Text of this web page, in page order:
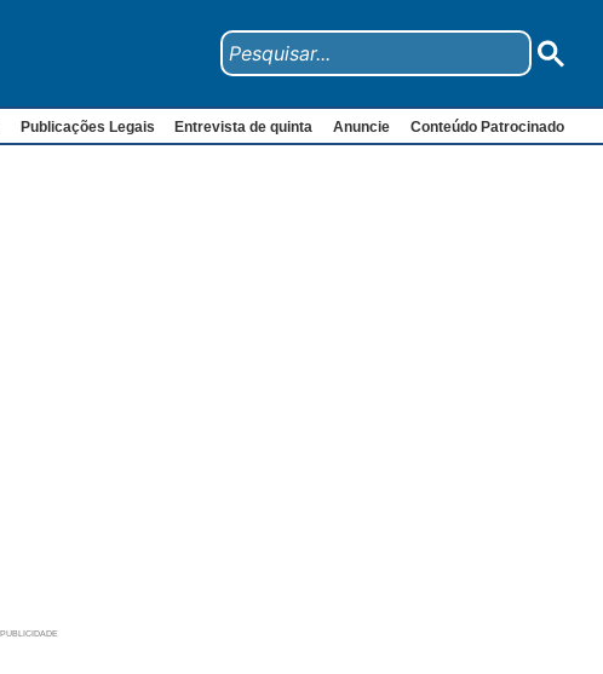
Publicações Legais Entrevista de quinta Anuncie Conteúdo Patrocinado